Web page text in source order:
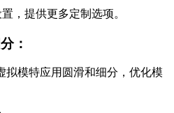
，提供更多定制选项。
：
模特应用圆滑和细分，优化模